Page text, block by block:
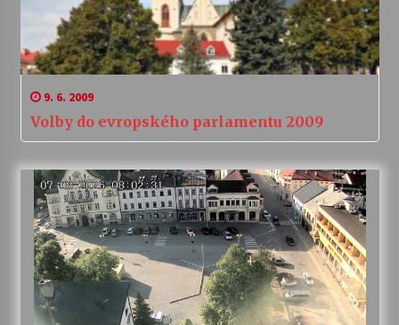
9. 6. 2009
Volby do evropského parlamentu 2009